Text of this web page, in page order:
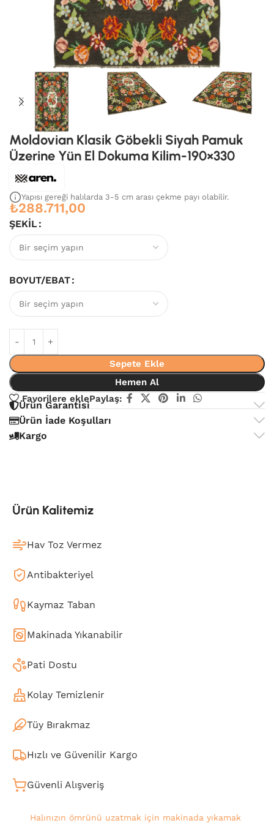
Moldovian Klasik Göbekli Siyah Pamuk
Üzerine Yün El Dokuma Kilim-190×330
Yapısı gereği halılarda 3-5 cm arası çekme payı olabilir.
₺288.711,00
ŞEKIL
BOYUT/EBAT
Sepete Ekle
Hemen Al
Favorilere eklePaylaş:
Ürün Garantisi
Ürün İade Koşulları
Kargo
Ürün Kalitemiz
Hav Toz Vermez
Antibakteriyel
Kaymaz Taban
Makinada Yıkanabilir
Pati Dostu
Kolay Temizlenir
Tüy Bırakmaz
Hızlı ve Güvenilir Kargo
Güvenli Alışveriş
Halınızın ömrünü uzatmak için makinada yıkamak